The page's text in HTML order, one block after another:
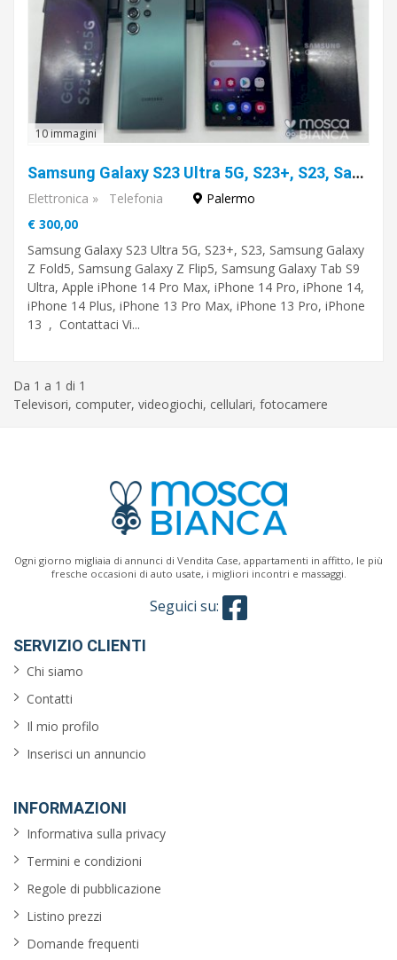
Marca
Cerca
Palermo
10 immagini
Samsung Galaxy S23 Ultra 5G, S23+, S23, Samsung Galaxy Z Fold5, Samsung Galaxy Z Flip5, Samsung Galaxy Tab S9 Ultra, Apple iPhone 14 Pro Max, iPhone 14 Pro, iPhone 14, iPhone 14 Plus
Elettronica » Telefonia
Palermo
€ 300,00
Samsung Galaxy S23 Ultra 5G, S23+, S23, Samsung Galaxy
Z Fold5, Samsung Galaxy Z Flip5, Samsung Galaxy Tab S9
Ultra, Apple iPhone 14 Pro Max, iPhone 14 Pro, iPhone 14,
iPhone 14 Plus, iPhone 13 Pro Max, iPhone 13 Pro, iPhone
13 , Contattaci Vi...
Da 1 a 1 di 1
Televisori, computer, videogiochi, cellulari, fotocamere
Ogni giorno migliaia di annunci di Vendita Case, appartamenti in affitto, le più
fresche occasioni di auto usate, i migliori incontri e massaggi.
Seguici su:
SERVIZIO CLIENTI
Chi siamo
Contatti
Il mio profilo
Inserisci un annuncio
INFORMAZIONI
Informativa sulla privacy
Termini e condizioni
Regole di pubblicazione
Listino prezzi
Domande frequenti